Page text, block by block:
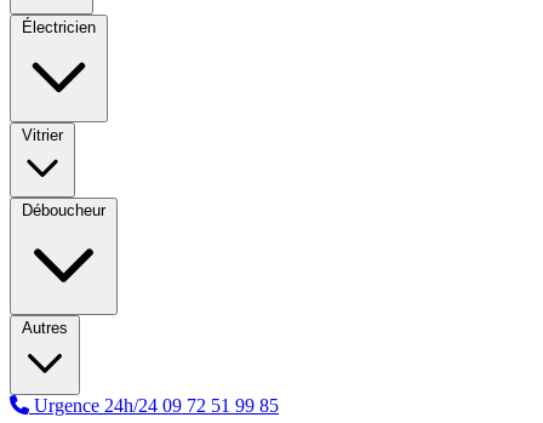
Électricien
Vitrier
Déboucheur
Autres
Urgence 24h/24 09 72 51 99 85